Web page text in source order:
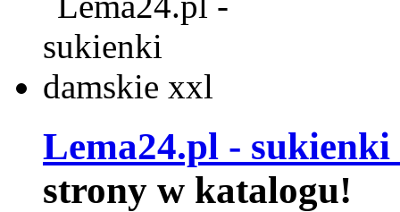
Lema24.pl -
strony w katalogu!